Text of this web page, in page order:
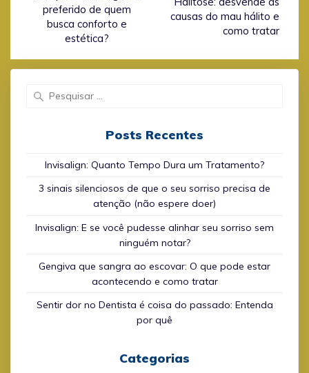
Post
post:
preferido de quem
busca conforto e
estética?
post:
causas do mau hálito e
como tratar
Posts Recentes
Invisalign: Quanto Tempo Dura um Tratamento?
3 sinais silenciosos de que o seu sorriso precisa de
atenção (não espere doer)
Invisalign: E se você pudesse alinhar seu sorriso sem
ninguém notar?
Gengiva que sangra ao escovar: O que pode estar
acontecendo e como tratar
Sentir dor no Dentista é coisa do passado: Entenda
por quê
Categorias